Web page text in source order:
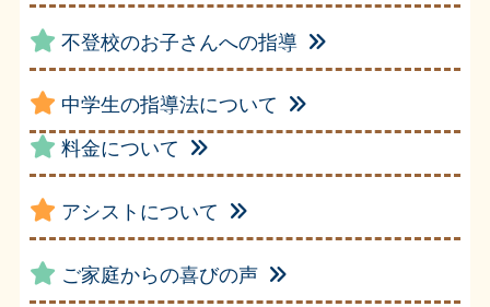
不登校のお子さんへの指導
中学生の指導法について
料金について
アシストについて
ご家庭からの喜びの声